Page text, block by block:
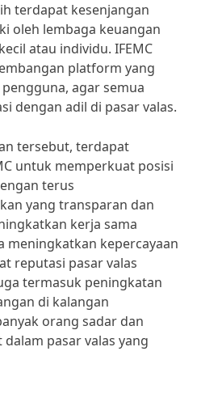
terdapat kesenjangan
oleh lembaga keuangan
atau individu. IFEMC
platform yang
agar semua
dengan adil di pasar valas.
tersebut, terdapat
untuk memperkuat posisi
terus
yang transparan dan
kerja sama
meningkatkan kepercayaan
reputasi pasar valas
termasuk peningkatan
di kalangan
orang sadar dan
pasar valas yang